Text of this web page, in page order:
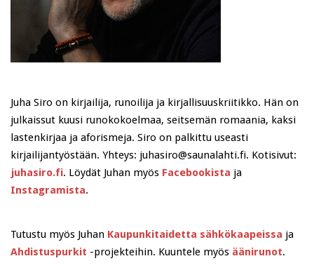
Juha Siro on kirjailija, runoilija ja kirjallisuuskriitikko. Hän on
julkaissut kuusi runokokoelmaa, seitsemän romaania, kaksi
lastenkirjaa ja aforismeja. Siro on palkittu useasti
kirjailijantyöstään. Yhteys: juhasiro@saunalahti.fi. Kotisivut:
juhasiro.fi. Löydät Juhan myös Facebookista ja
Instagramista.
Tutustu myös Juhan Kaupunkitaidetta sähkökaapeissa ja
Ahdistuspurkit -projekteihin. Kuuntele myös äänirunot.